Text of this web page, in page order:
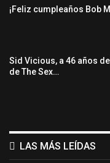
¡Feliz cumpleaños Bob
Sid Vicious, a 46 años
de The Sex…
LAS MÁS LEÍDAS